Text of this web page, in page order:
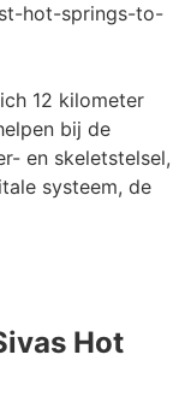
12 kilometer
bij de
en skeletstelsel,
systeem, de
Hot